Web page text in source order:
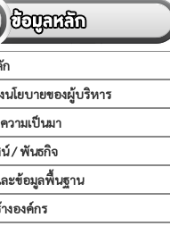
นโยบายของผู้บริหาร
วามเป็นมา
/ พันธกิจ
ะข้อมูลพื้นฐาน
งองค์กร